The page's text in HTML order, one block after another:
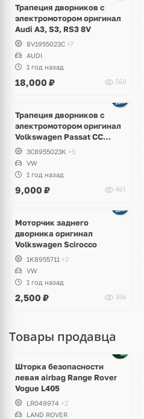
Трапеция дворников с
электромотором оригинал
Audi A3, S3, RS3 8V
8V1955023C +7
AUDI
1 год назад
18,000 ₽ 560
Трапеция дворников с
электромотором оригинал
Volkswagen Passat CC
рестайлинг
3C8955023K +5
VW
1 год назад
9,000 ₽ 461
Моторчик заднего
дворника оригинал
Volkswagen Scirocco
1K8955711 +2
VW
1 год назад
2,500 ₽ 356
Товары продавца
Шторка безопасности
левая airbag Range Rover
Vogue L405
LR049974 +2
LAND ROVER